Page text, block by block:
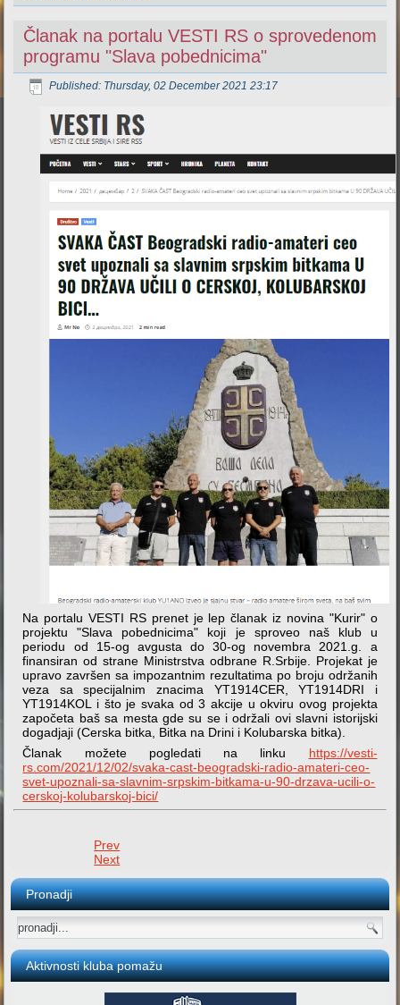
Članak na portalu VESTI RS o sprovedenom
programu "Slava pobednicima"
Published: Thursday, 02 December 2021 23:17
Na portalu VESTI RS prenet je lep članak iz novina "Kurir" o
projektu "Slava pobednicima" koji je sproveo naš klub u
periodu od 15-og avgusta do 30-og novembra 2021.g. a
finansiran od strane Ministrstva odbrane R.Srbije. Projekat je
upravo završen sa impozantnim rezultatima po broju održanih
veza sa specijalnim znacima YT1914CER, YT1914DRI i
YT1914KOL i što je svaka od 3 akcije u okviru ovog projekta
započeta baš sa mesta gde su se i održali ovi slavni istorijski
dogadjaji (Cerska bitka, Bitka na Drini i Kolubarska bitka).
Članak možete pogledati na linku https://vesti-
rs.com/2021/12/02/svaka-cast-beogradski-radio-amateri-ceo-
svet-upoznali-sa-slavnim-srpskim-bitkama-u-90-drzava-ucili-o-
cerskoj-kolubarskoj-bici/
Prev
Next
Pronadji
Aktivnosti kluba pomažu